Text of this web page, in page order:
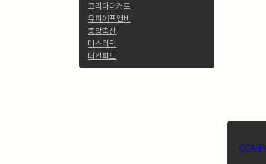
코리아더커드
유피에프앤비
중앙축산
미스터덕
더킨피드